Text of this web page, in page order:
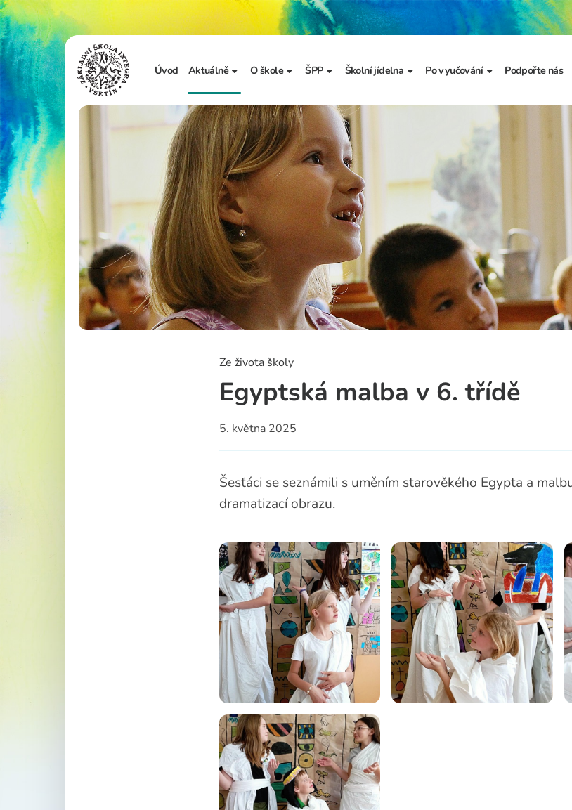
Úvod Aktuálně
Sdělení školy
Ze života školy
O škole
Základní informace
Úřední deska
Vzdělávání a výchova
Zápis do 1. třídy
Školní dokumenty
Realizované projekty
Adopce na dálku
Školská rada
ŠPP
Základní informace
Dokumenty školního
metodika prevence
Školní jídelna
Jídelníček
Po vyučování
Školní družina
Školní klub
Kroužky
Bellhop čipový systém
Podpořte nás
Ze života školy
Egyptská malba v 6. třídě
5. května 2025
Šesťáci se seznámili s uměním starověkého Egypta a
dramatizací obrazu.